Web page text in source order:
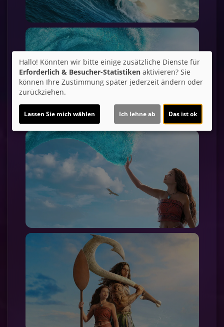
Hallo! Könnten wir bitte einige zusätzliche Dienste für
Erforderlich & Besucher-Statistiken aktivieren? Sie
können Ihre Zustimmung später jederzeit ändern oder
zurückziehen.
Lassen Sie mich wählen Ich lehne ab Das ist ok